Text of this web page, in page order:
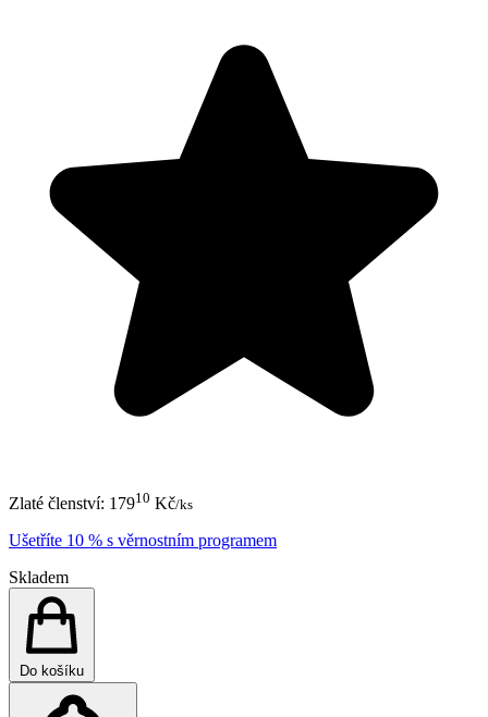
Zlaté členství: 17910 Kč/ks
Ušetříte 10 % s věrnostním programem
Skladem
Do košíku